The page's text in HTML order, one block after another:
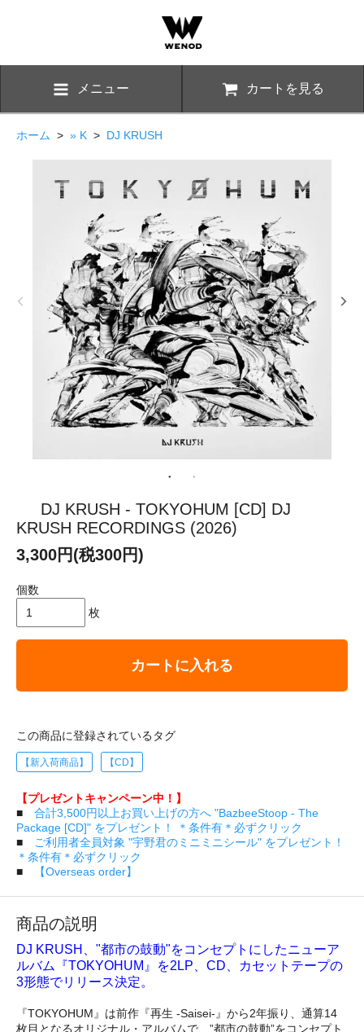
メニュー カートを見る
ホーム > » K > DJ KRUSH
DJ KRUSH - TOKYOHUM [CD] DJ
KRUSH RECORDINGS (2026)
3,300円(税300円)
個数
枚
カートに入れる
この商品に登録されているタグ
【新入荷商品】 【CD】
【プレゼントキャンペーン中！】
■ 合計3,500円以上お買い上げの方へ "BazbeeStoop - The
Package [CD]" をプレゼント！ ＊条件有＊必ずクリック
■
ご利用者全員対象 "宇野君のミニミニシール" をプレゼント！
＊条件有＊必ずクリック
■
【Overseas order】
商品の説明
DJ KRUSH、"都市の鼓動"をコンセプトにしたニューア
ルバム『TOKYOHUM』を2LP、CD、カセットテープの
3形態でリリース決定。
『TOKYOHUM』は前作『再生 -Saisei-』から2年振り、通算14
枚目となるオリジナル・アルバムで、”都市の鼓動”をコンセプト